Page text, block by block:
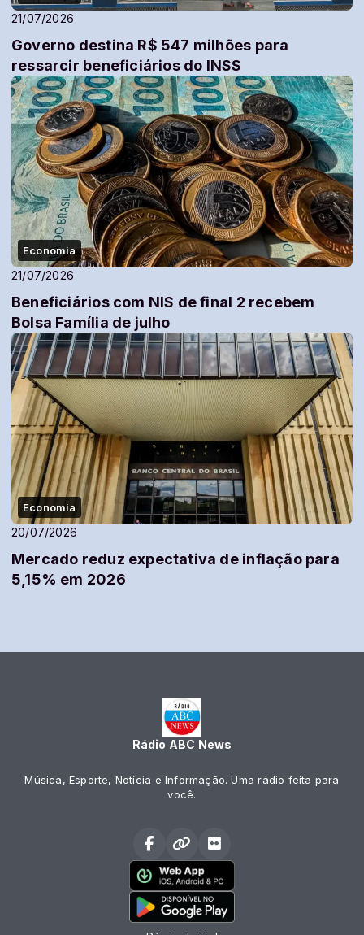
21/07/2026
Governo destina R$ 547 milhões para
ressarcir beneficiários do INSS
Economia
21/07/2026
Beneficiários com NIS de final 2 recebem
Bolsa Família de julho
Economia
20/07/2026
Mercado reduz expectativa de inflação para
5,15% em 2026
Rádio ABC News
Música, Esporte, Notícia e Informação. Uma rádio feita para
você.